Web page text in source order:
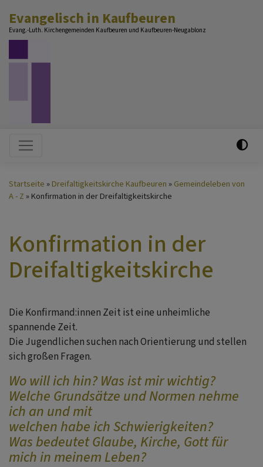
zum
Inhalt
Evangelisch in Kaufbeuren
Evang.-Luth. Kirchengemeinden Kaufbeuren und Kaufbeuren-Neugablonz
Hauptnavigation
Startseite Dreifaltigkeitskirche Kaufbeuren
Gemeindeleben von
A - Z
Konfirmation in der Dreifaltigkeitskirche
Konfirmation in der
Dreifaltigkeitskirche
Die Konfirmand:innen Zeit ist eine unheimliche
spannende Zeit.
Die Jugendlichen suchen nach Orientierung und stellen
sich großen Fragen.
Wo will ich hin? Was ist mir wichtig?
Welche Grundsätze und Normen nehme
ich an und mit
welchen habe ich Schwierigkeiten?
Was bedeutet Glaube, Kirche, Gott für
mich in meinem Leben?